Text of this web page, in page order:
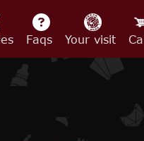
Faqs Your visit